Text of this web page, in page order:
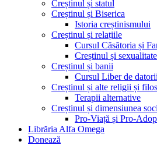
Creștinul și statul
Creștinul și Biserica
Istoria creștinismului
Creștinul și relațiile
Cursul Căsătoria și
Creștinul și
Creștinul și banii
Cursul Liber de datorii
Creștinul și alte religii și
Terapii alternative
Creștinul și dimensiunea
Pro-Viață și Pro-
Librăria Alfa Omega
Donează